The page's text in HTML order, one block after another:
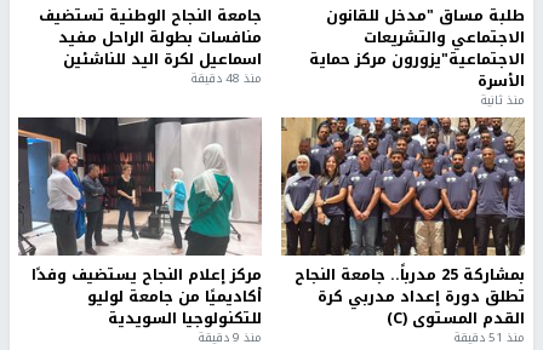
طلبة مساق "مدخل للقانون
الاجتماعي والتشريعات
الاجتماعية"يزورون مركز حماية
الأسرة
منذ ثانية
جامعة النجاح الوطنية تستضيف
منافسات بطولة الراحل مفيد
اسماعيل لكرة اليد للناشئين
منذ 48 دقيقة
بمشاركة 25 مدرباً.. جامعة النجاح
تطلق دورة إعداد مدربي كرة
القدم المستوى (C)
منذ 51 دقيقة
مركز إعلام النجاح يستضيف وفدًا
أكاديميًا من جامعة لوليو
للتكنولوجيا السويدية
منذ 9 دقيقة